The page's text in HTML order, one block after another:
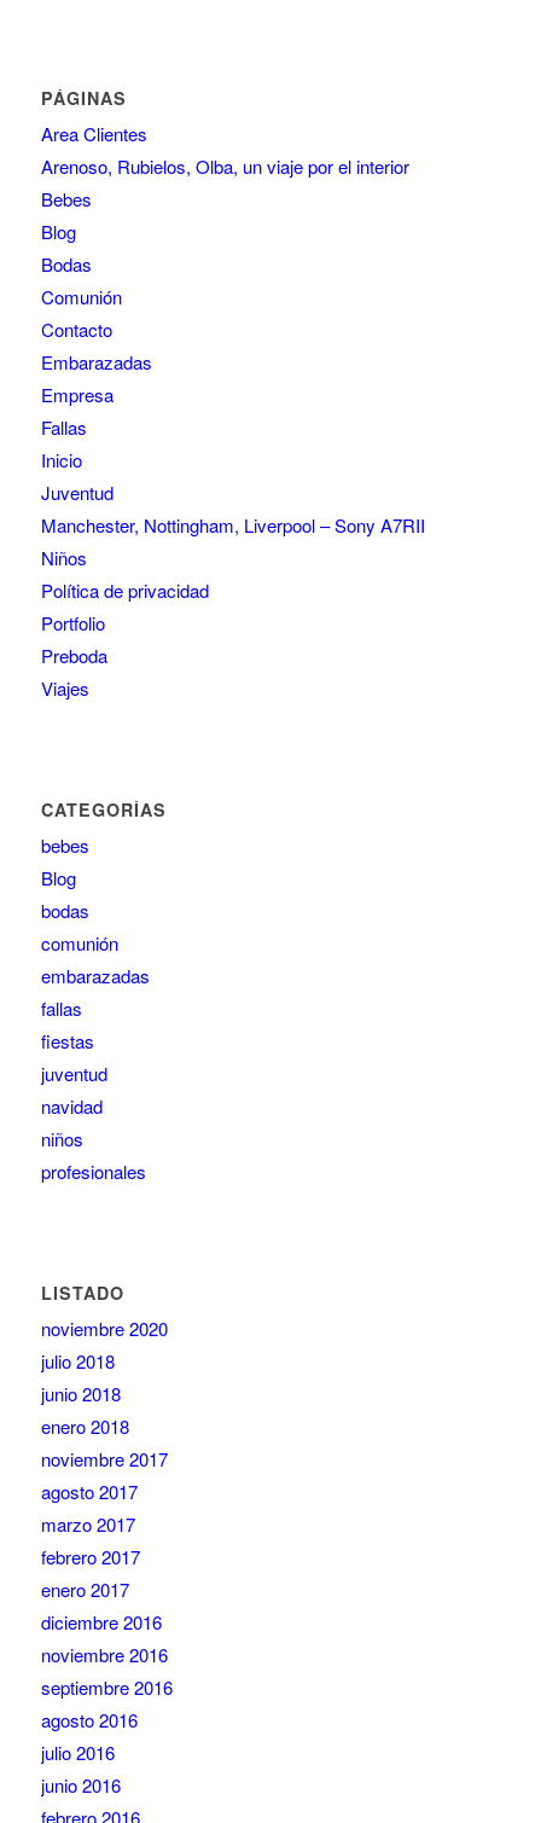
PÁGINAS
Area Clientes
Arenoso, Rubielos, Olba, un viaje por el interior
Bebes
Blog
Bodas
Comunión
Contacto
Embarazadas
Empresa
Fallas
Inicio
Juventud
Manchester, Nottingham, Liverpool – Sony A7RII
Niños
Política de privacidad
Portfolio
Preboda
Viajes
CATEGORÍAS
bebes
Blog
bodas
comunión
embarazadas
fallas
fiestas
juventud
navidad
niños
profesionales
LISTADO
noviembre 2020
julio 2018
junio 2018
enero 2018
noviembre 2017
agosto 2017
marzo 2017
febrero 2017
enero 2017
diciembre 2016
noviembre 2016
septiembre 2016
agosto 2016
julio 2016
junio 2016
febrero 2016